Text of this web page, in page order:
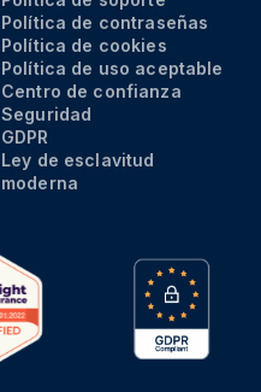
Política de contraseñas
Política de cookies
Política de uso aceptable
Centro de confianza
Seguridad
GDPR
Ley de esclavitud
moderna